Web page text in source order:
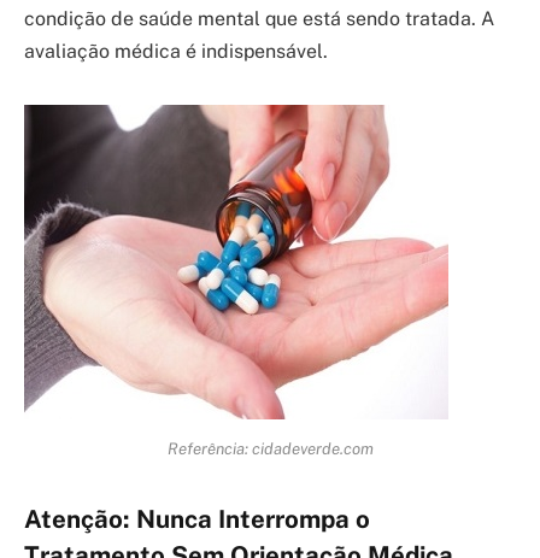
condição de saúde mental que está sendo tratada. A
avaliação médica é indispensável.
Referência: cidadeverde.com
Atenção: Nunca Interrompa o